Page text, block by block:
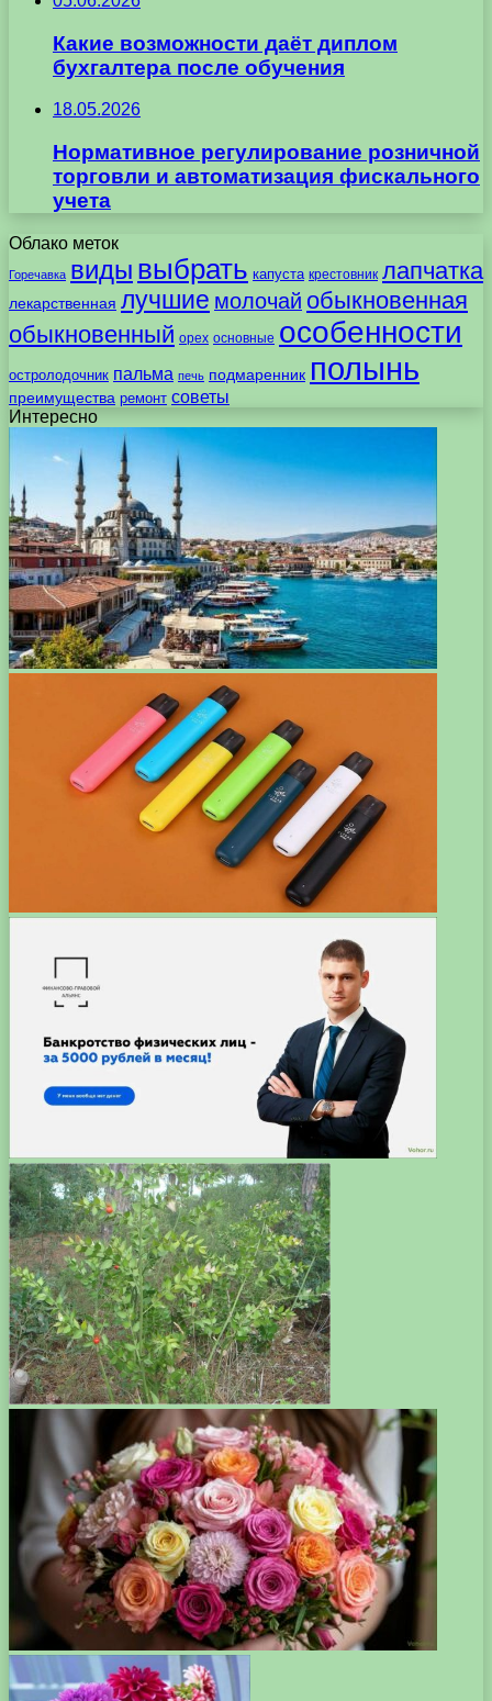
Какие возможности даёт диплом
бухгалтера после обучения
18.05.2026
Нормативное регулирование розничной
торговли и автоматизация фискального
учета
Облако меток
Горечавка виды выбрать капуста крестовник лапчатка
лекарственная лучшие молочай обыкновенная
обыкновенный орех основные особенности
остролодочник пальма печь подмаренник полынь
преимущества ремонт советы
Интересно